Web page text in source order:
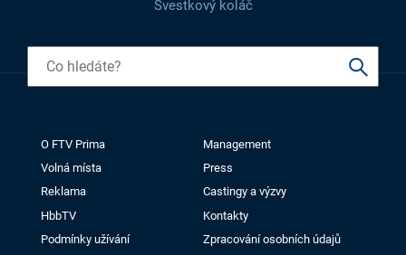
Švestkový koláč
O FTV Prima
Management
Volná místa
Press
Reklama
Castingy a výzvy
HbbTV
Kontakty
Podmínky užívání
Zpracování osobních údajů